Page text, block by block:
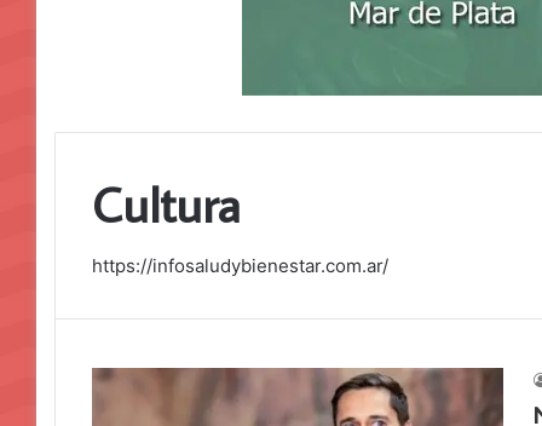
Cultura
https://infosaludybienestar.com.ar/